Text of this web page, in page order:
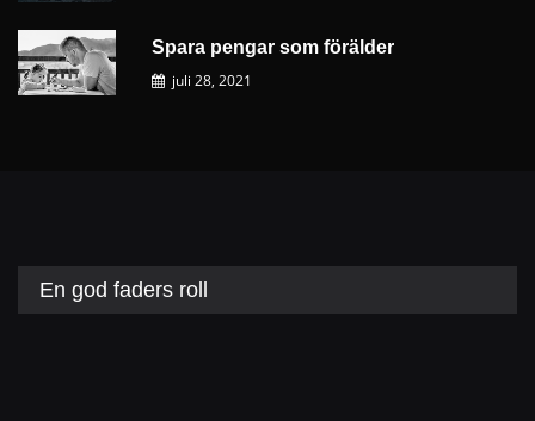
Spara pengar som förälder
juli 28, 2021
En god faders roll